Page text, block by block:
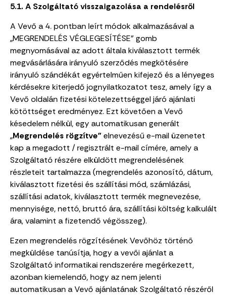
5.1. A Szolgáltató visszaigazolása a rendelésről
A Vevő a 4. pontban leírt módok alkalmazásával a
„MEGRENDELÉS VÉGLEGESÍTÉSE” gomb
megnyomásával az adott általa kiválasztott termék
megvásárlására irányuló szerződés megkötésére
irányuló szándékát egyértelműen kifejező és a lényeges
kérdésekre kiterjedő jognyilatkozatot tesz, amely így a
Vevő oldalán fizetési kötelezettséggel járó ajánlati
kötöttséget eredményez. Ezt követően a Vevő
késedelem nélkül, egy automatikusan generált
„Megrendelés rögzítve”elnevezésű e-mail üzenetet
kap a megadott / regisztrált e-mail címére, amely a
Szolgáltató részére elküldött megrendelésének
részleteit tartalmazza (megrendelés azonosító, dátum,
kiválasztott fizetési és szállítási mód, számlázási,
szállítási adatok, kiválasztott termék megnevezése,
mennyisége, nettó, bruttó ára, szállítási költség kalkulált
ára, valamint a fizetendő végösszeg).
Ezen megrendelés rögzítésének Vevőhöz történő
megküldése tanúsítja, hogy a vevői ajánlat a
Szolgáltató informatikai rendszerére megérkezett,
azonban kiemelendő, hogy az nem jelenti
automatikusan a Vevő ajánlatának Szolgáltató részéről